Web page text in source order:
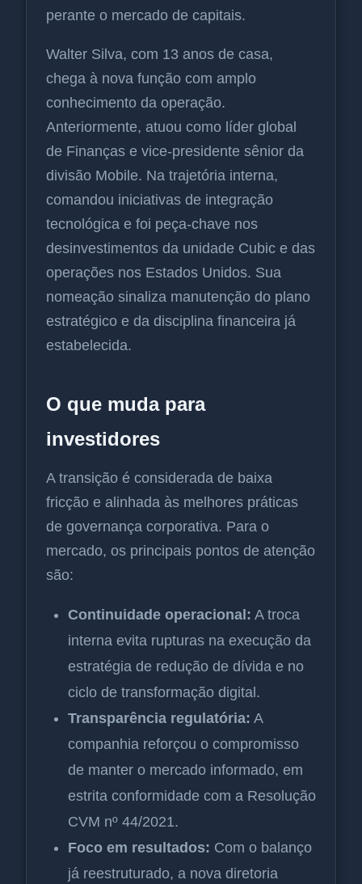
perante o mercado de capitais.
Walter Silva, com 13 anos de casa,
chega à nova função com amplo
conhecimento da operação.
Anteriormente, atuou como líder global
de Finanças e vice-presidente sênior da
divisão Mobile. Na trajetória interna,
comandou iniciativas de integração
tecnológica e foi peça-chave nos
desinvestimentos da unidade Cubic e das
operações nos Estados Unidos. Sua
nomeação sinaliza manutenção do plano
estratégico e da disciplina financeira já
estabelecida.
O que muda para
investidores
A transição é considerada de baixa
fricção e alinhada às melhores práticas
de governança corporativa. Para o
mercado, os principais pontos de atenção
são:
Continuidade operacional: A troca
interna evita rupturas na execução da
estratégia de redução de dívida e no
ciclo de transformação digital.
Transparência regulatória: A
companhia reforçou o compromisso
de manter o mercado informado, em
estrita conformidade com a Resolução
CVM nº 44/2021.
Foco em resultados: Com o balanço
já reestruturado, a nova diretoria